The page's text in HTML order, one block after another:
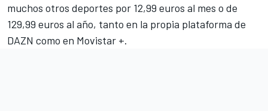
muchos otros deportes por 12,99 euros al mes o de
129,99 euros al año, tanto en la propia plataforma de
DAZN como en Movistar +.